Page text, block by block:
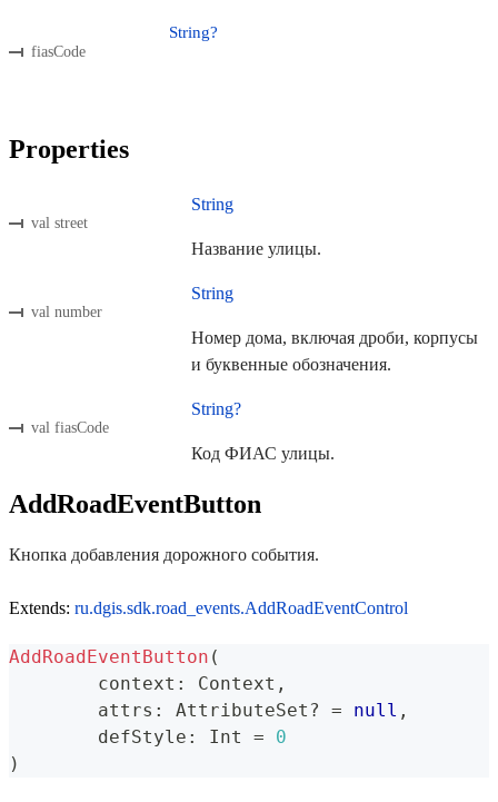
fiasCode
String?
Properties
val street
String
Название улицы.
val number
String
Номер дома, включая дроби, корпусы
и буквенные обозначения.
val fiasCode
String?
Код ФИАС улицы.
AddRoadEventButton
Кнопка добавления дорожного события.
Extends: ru.dgis.sdk.road_events.AddRoadEventControl
AddRoadEventButton (
	context
: Context ,
	attrs
: AttributeSet ? = null ,
	defStyle
: Int =
0
)